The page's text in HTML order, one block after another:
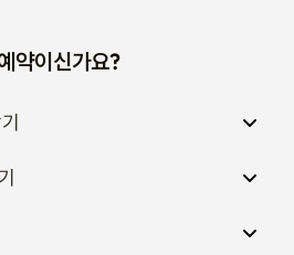
약이신가요?